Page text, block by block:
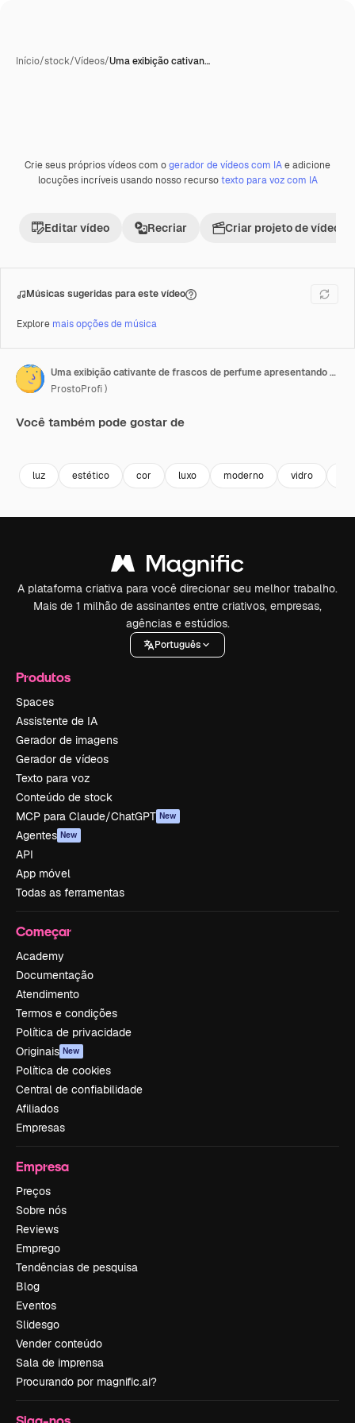
Início/stock/Vídeos/Uma exibição cativan…
PremiumGerada com IA
Crie seus próprios vídeos com ogerador de vídeos com IAe adicione
locuções incríveis usando nosso recursotexto para voz com IA
Editar vídeo Recriar Criar projeto de vídeo
Músicas sugeridas para este vídeo
Explore mais opções de música
Uma exibição cativante de frascos de perfume apresentando serenidade e paixão, exibindo design elegante e cores vibrantes em um arranjo artístico.
ProstoProfi )
Você também pode gostar de
luz estético cor luxo moderno vidro
A plataforma criativa para você direcionar seu melhor trabalho.
Mais de 1 milhão de assinantes entre criativos, empresas,
agências e estúdios.
Português
Produtos
Spaces
Assistente de IA
Gerador de imagens
Gerador de vídeos
Texto para voz
Conteúdo de stock
MCP para Claude/ChatGPT New
Agentes New
API
App móvel
Todas as ferramentas
Começar
Academy
Documentação
Atendimento
Termos e condições
Política de privacidade
Originais New
Política de cookies
Central de confiabilidade
Afiliados
Empresas
Empresa
Preços
Sobre nós
Reviews
Emprego
Tendências de pesquisa
Blog
Eventos
Slidesgo
Vender conteúdo
Sala de imprensa
Procurando por magnific.ai?